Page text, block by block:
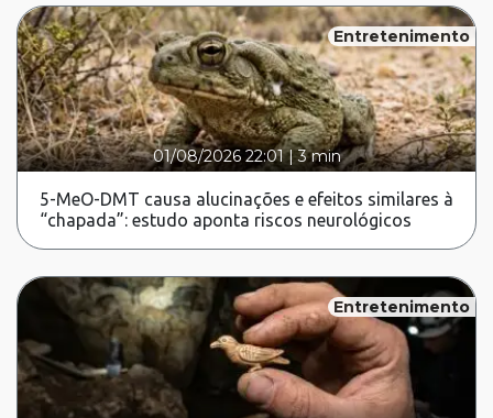
Entretenimento
01/08/2026 22:01|3 min
5-MeO-DMT causa alucinações e efeitos similares à
“chapada”: estudo aponta riscos neurológicos
Entretenimento